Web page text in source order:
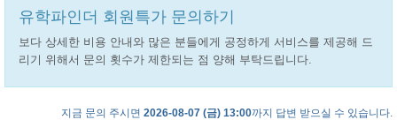
유학파인더 회원특가 문의하기
보다 상세한 비용 안내와 많은 분들에게 공정하게 서비스를 제공해 드
리기 위해서 문의 횟수가 제한되는 점 양해 부탁드립니다.
지금 문의 주시면 2026-08-07 (금) 13:00까지 답변 받으실 수 있습니다.